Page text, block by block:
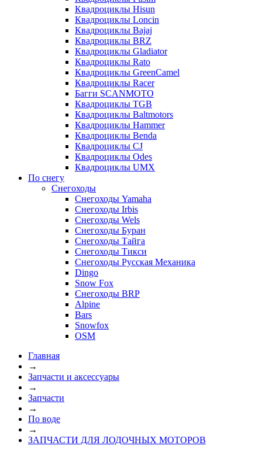
Квадроциклы Hisun
Квадроциклы Loncin
Квадроциклы Bajaj
Квадроциклы BRZ
Квадроциклы Gladiator
Квадроциклы Rato
Квадроциклы GreenCamel
Квадроциклы Racer
Багги SCANMOTO
Квадроциклы TGB
Квадроциклы Baltmotors
Квадроциклы Hammer
Квадроциклы Benda
Квадроциклы CJ
Квадроциклы Odes
Квадроциклы UMX
По снегу
Снегоходы
Снегоходы Yamaha
Снегоходы Irbis
Снегоходы Wels
Снегоходы Буран
Снегоходы Тайга
Снегоходы Тикси
Снегоходы Русская Механика
Dingo
Snow Fox
Снегоходы BRP
Alpine
Bars
Snowfox
OSM
Главная
→
Запчасти и аксессуары
→
Запчасти
→
По воде
→
ЗАПЧАСТИ ДЛЯ ЛОДОЧНЫХ МОТОРОВ